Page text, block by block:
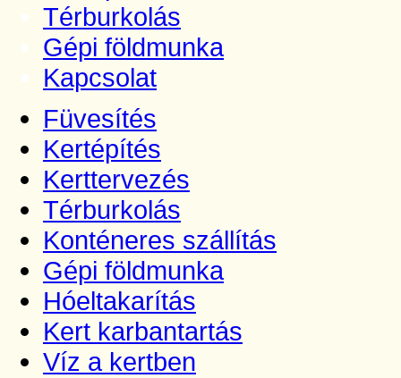
Térburkolás
Gépi földmunka
Kapcsolat
Füvesítés
Kertépítés
Kerttervezés
Térburkolás
Konténeres szállítás
Gépi földmunka
Hóeltakarítás
Kert karbantartás
Víz a kertben